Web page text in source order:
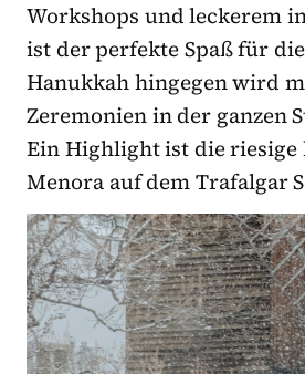
Workshops und leckerem
ist der perfekte Spaß für
Hanukkah hingegen wird
Zeremonien in der ganzen
Ein Highlight ist die riesige
Menora auf dem Trafalgar